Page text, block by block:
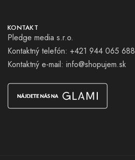
KONTAKT
Pledge media s.r.o.
Kontaktný telefón: +421 944 065 688
Kontaktný e-mail: info@shopujem.sk